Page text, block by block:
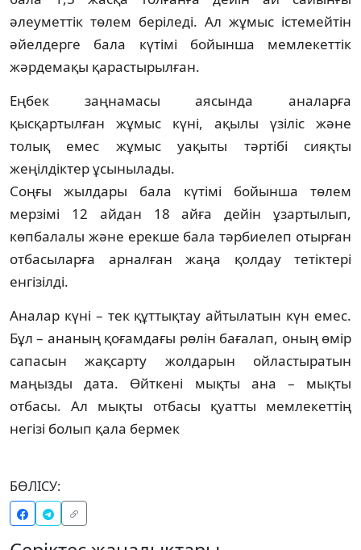
әлеуметтік төлем беріледі. Ал жұмыс істемейтін
әйелдерге бала күтімі бойынша мемлекеттік
жәрдемақы қарастырылған.
Еңбек заңнамасы аясында аналарға
қысқартылған жұмыс күні, ақылы үзіліс және
толық емес жұмыс уақыты тәртібі сияқты
жеңілдіктер ұсынылады.
Соңғы жылдары бала күтімі бойынша төлем
мерзімі 12 айдан 18 айға дейін ұзартылып,
көпбалалы және ерекше бала тәрбиелеп отырған
отбасыларға арналған жаңа қолдау тетіктері
енгізілді.
Аналар күні – тек құттықтау айтылатын күн емес.
Бұл – ананың қоғамдағы рөлін бағалап, оның өмір
сапасын жақсарту жолдарын ойластыратын
маңызды дата. Өйткені мықты ана – мықты
отбасы. Ал мықты отбасы қуатты мемлекеттің
негізі болып қала бермек
БӨЛІСУ: